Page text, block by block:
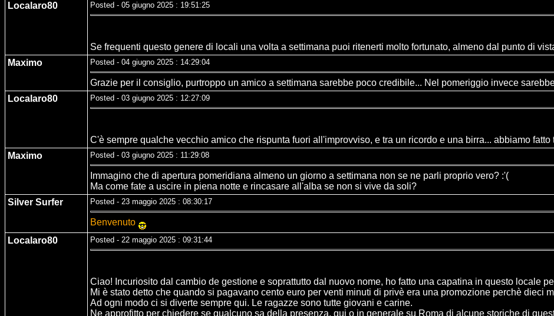
Localaro80
Posted - 05 giugno 2025 : 19:51:25
Se frequenti questo genere di locali una volta a settimana puoi ritenerti molto fortunato, almeno dal punto di
Maximo
Posted - 04 giugno 2025 : 14:29:04
Grazie per il consiglio, purtroppo un amico a settimana sarebbe poco credibile... Nel pomeriggio invece
Localaro80
Posted - 03 giugno 2025 : 12:27:09
C'è sempre qualche vecchio amico che rispunta fuori all'improvviso, e tra un ricordo e una birra... abbiamo fatto
Maximo
Posted - 03 giugno 2025 : 11:29:08
Immagino che di apertura pomeridiana almeno un giorno a settimana non se ne parli proprio vero? :'(
Ma come fate a uscire in piena notte e rincasare all'alba se non si vive da soli?
Silver Surfer
Posted - 23 maggio 2025 : 08:30:17
Benvenuto
Localaro80
Posted - 22 maggio 2025 : 09:31:44
Ciao! Incuriosito dal cambio de gestione e soprattutto dal nuovo nome, ho fatto una capatina in questo
Mi è stato detto che quando si pagavano cento euro per venti minuti di privè era una promozione perchè
Ad ogni modo ci si diverte sempre qui. Le ragazze sono tutte giovani e carine.
Ne approfitto per chiedere se qualcuno sa della presenza, qui o in generale su Roma di alcune storiche di